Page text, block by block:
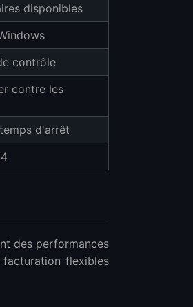
disponibles
contrôle
contre les
d'arrêt
des performances
flexibles